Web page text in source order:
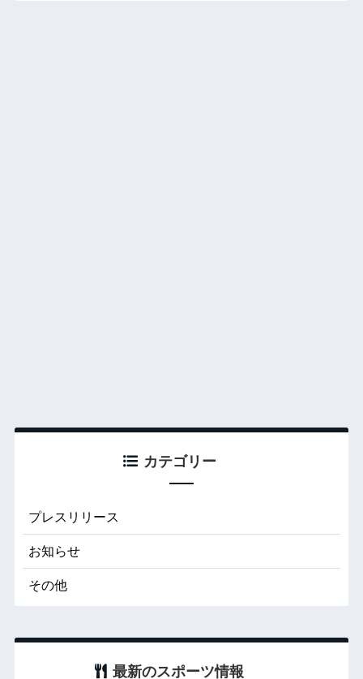
カテゴリー
プレスリリース
お知らせ
その他
最新のスポーツ情報